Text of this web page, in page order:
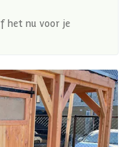
het nu voor je